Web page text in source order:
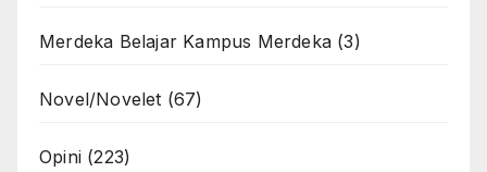
Merdeka Belajar Kampus Merdeka (3)
Novel/Novelet (67)
Opini (223)